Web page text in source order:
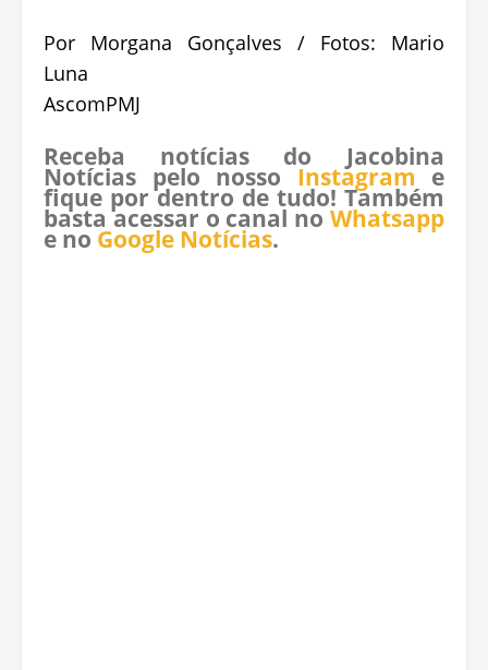
Por Morgana Gonçalves / Fotos: Mario
Luna
AscomPMJ
Receba notícias do Jacobina
Notícias pelo nosso Instagram e
fique por dentro de tudo! Também
basta acessar o canal no Whatsapp
e no Google Notícias.